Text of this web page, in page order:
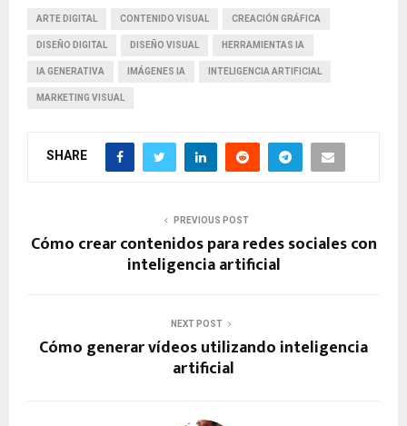
ARTE DIGITAL CONTENIDO VISUAL CREACIÓN GRÁFICA
DISEÑO DIGITAL DISEÑO VISUAL HERRAMIENTAS IA
IA GENERATIVA IMÁGENES IA INTELIGENCIA ARTIFICIAL
MARKETING VISUAL
SHARE
PREVIOUS POST
Cómo crear contenidos para redes sociales con
inteligencia artificial
NEXT POST
Cómo generar vídeos utilizando inteligencia
artificial